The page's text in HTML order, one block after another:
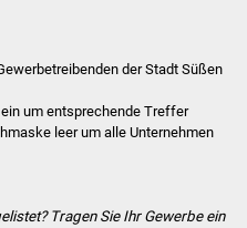
der Stadt Süßen
um entsprechende Treffer
leer um alle Unternehmen
Tragen Sie Ihr Gewerbe ein